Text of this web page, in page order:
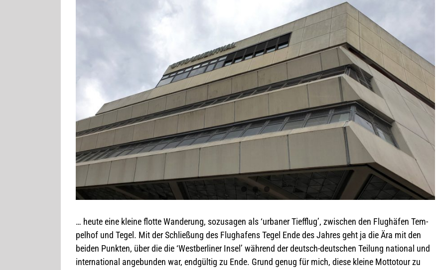
… heute eine kleine flotte Wan­de­rung, sozu­sa­gen als ‘urba­ner Tief­flug’, zwi­schen den Flug­hä­fen Tem­
pel­hof und Tegel. Mit der Schlie­ßung des Flug­ha­fens Tegel Ende des Jah­res geht ja die Ära mit den
bei­den Punk­ten, über die die ‘West­ber­li­ner Insel’ wäh­rend der deutsch-deut­schen Tei­lung natio­nal und
inter­na­tio­nal ange­bun­den war, end­gül­tig zu Ende. Grund genug für mich, diese kleine Mot­to­tour zu